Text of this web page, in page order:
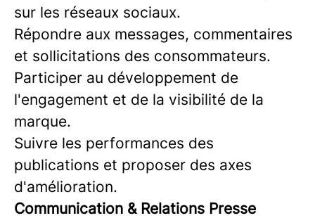
sur les réseaux sociaux.
Répondre aux messages, commentaires
et sollicitations des consommateurs.
Participer au développement de
l'engagement et de la visibilité de la
marque.
Suivre les performances des
publications et proposer des axes
d'amélioration.
Communication & Relations Presse